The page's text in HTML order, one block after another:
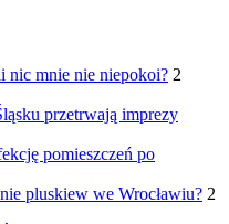
nic mnie nie niepokoi? 2
przetrwają imprezy
pomieszczeń po
pluskiew we Wrocławiu? 2